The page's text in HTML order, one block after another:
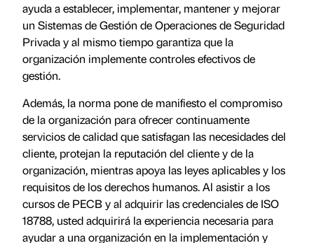
ayuda a establecer, implementar, mantener y mejorar
un Sistemas de Gestión de Operaciones de Seguridad
Privada y al mismo tiempo garantiza que la
organización implemente controles efectivos de
gestión.
Además, la norma pone de manifiesto el compromiso
de la organización para ofrecer continuamente
servicios de calidad que satisfagan las necesidades del
cliente, protejan la reputación del cliente y de la
organización, mientras apoya las leyes aplicables y los
requisitos de los derechos humanos. Al asistir a los
cursos de PECB y al adquirir las credenciales de ISO
18788, usted adquirirá la experiencia necesaria para
ayudar a una organización en la implementación y